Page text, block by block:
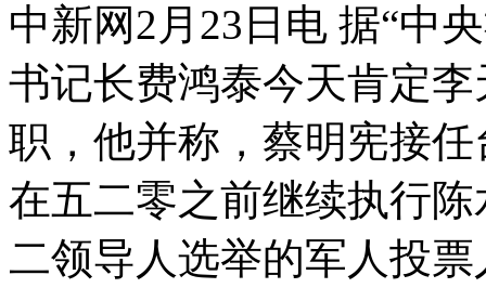
中新网2月23日电 据“中
书记长费鸿泰今天肯定
职，他并称，蔡明宪接
在五二零之前继续执行
二领导人选举的军人投票